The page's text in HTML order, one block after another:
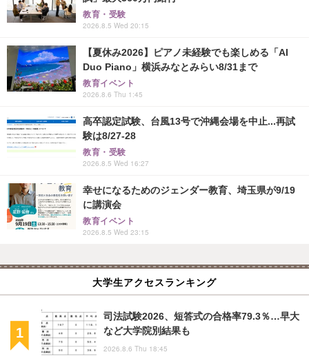
教育・受験
2026.8.5 Wed 20:15
【夏休み2026】ピアノ未経験でも楽しめる「AI
Duo Piano」横浜みなとみらい8/31まで
教育イベント
2026.8.6 Thu 1:45
高卒認定試験、台風13号で沖縄会場を中止...再試
験は8/27-28
教育・受験
2026.8.5 Wed 16:27
幸せになるためのジェンダー教育、埼玉県が9/19
に講演会
教育イベント
2026.8.5 Wed 23:15
大学生アクセスランキング
司法試験2026、短答式の合格率79.3％…早大
など大学院別結果も
2026.8.6 Thu 18:45